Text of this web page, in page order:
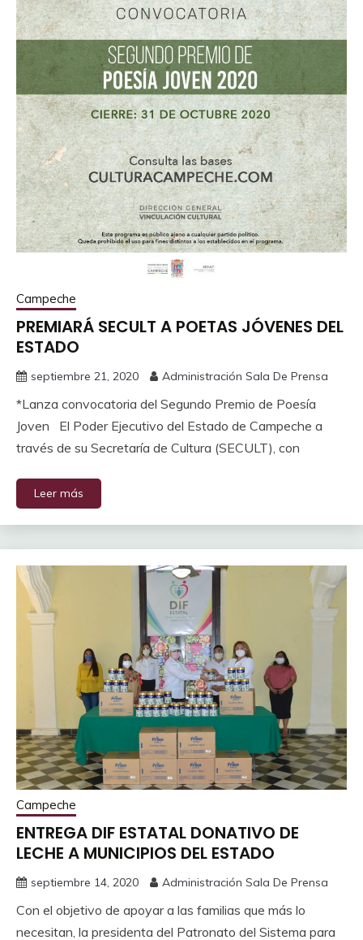
Campeche
PREMIARÁ SECULT A POETAS JÓVENES DEL
ESTADO
septiembre 21, 2020 Administración Sala De Prensa
*Lanza convocatoria del Segundo Premio de Poesía
Joven El Poder Ejecutivo del Estado de Campeche a
través de su Secretaría de Cultura (SECULT), con
Leer más
Campeche
ENTREGA DIF ESTATAL DONATIVO DE
LECHE A MUNICIPIOS DEL ESTADO
septiembre 14, 2020 Administración Sala De Prensa
Con el objetivo de apoyar a las familias que más lo
necesitan, la presidenta del Patronato del Sistema para